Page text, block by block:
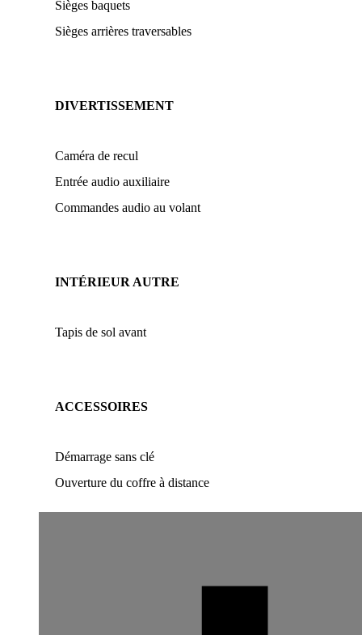
Sièges baquets
Sièges arrières traversables
DIVERTISSEMENT
Caméra de recul
Entrée audio auxiliaire
Commandes audio au volant
INTÉRIEUR AUTRE
Tapis de sol avant
ACCESSOIRES
Démarrage sans clé
Ouverture du coffre à distance